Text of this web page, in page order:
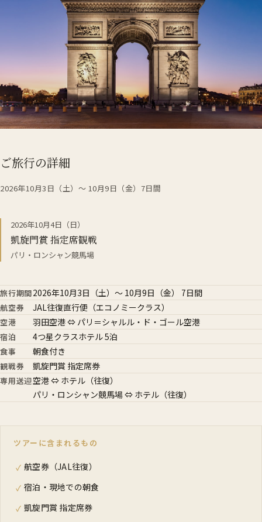
ご旅行の詳細
2026年10月3日（土）～ 10月9日（金）7日間
2026年10月4日（日）
凱旋門賞 指定席観戦
パリ・ロンシャン競馬場
旅行期間2026年10月3日（土）～ 10月9日（金） 7日間
航空券 JAL往復直行便（エコノミークラス）
空港 羽田空港 ⇔ パリ＝シャルル・ド・ゴール空港
宿泊 4つ星クラスホテル 5泊
食事 朝食付き
観戦券 凱旋門賞 指定席券
専用送迎空港 ⇔ ホテル（往復）
パリ・ロンシャン競馬場 ⇔ ホテル（往復）
ツアーに含まれるもの
✓ 航空券（JAL往復）
✓ 宿泊・現地での朝食
✓ 凱旋門賞 指定席券